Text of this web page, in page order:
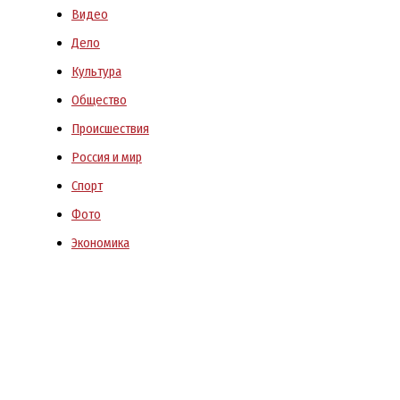
Видео
Дело
Культура
Общество
Происшествия
Россия и мир
Спорт
Фото
Экономика